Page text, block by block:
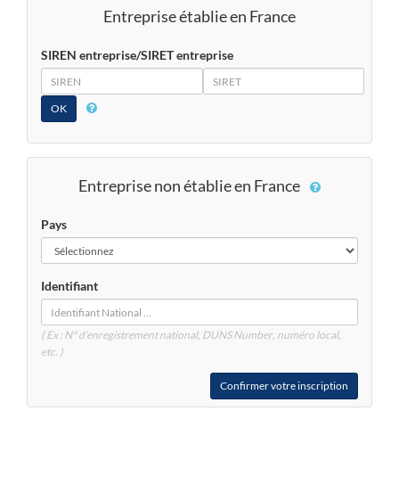
Entreprise établie en France
SIREN entreprise/SIRET entreprise
SIREN
SIRET
Entreprise non établie en France
Pays
Identifiant
( Ex : N° d'enregistrement national, DUNSNumber, numéro local,
etc. )